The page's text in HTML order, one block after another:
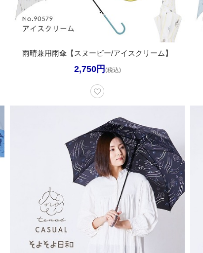
雨晴兼用雨傘【スヌーピー/アイスクリーム】
2,750円 (税込)